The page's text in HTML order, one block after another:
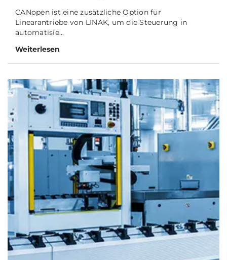
CANopen ist eine zusätzliche Option für
Linearantriebe von LINAK, um die Steuerung in
automatisie...
Weiterlesen